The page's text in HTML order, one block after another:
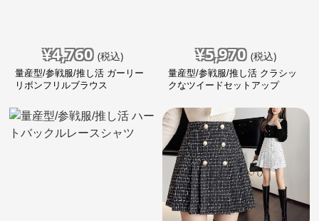
¥4,760 (税込)
量産型/参戦服/推し活 ガーリー
リボンフリルブラウス
¥5,970 (税込)
量産型/参戦服/推し活 クラシッ
クなツイードセットアップ